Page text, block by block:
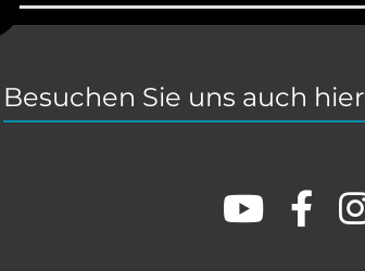
Besuchen Sie uns auch hier